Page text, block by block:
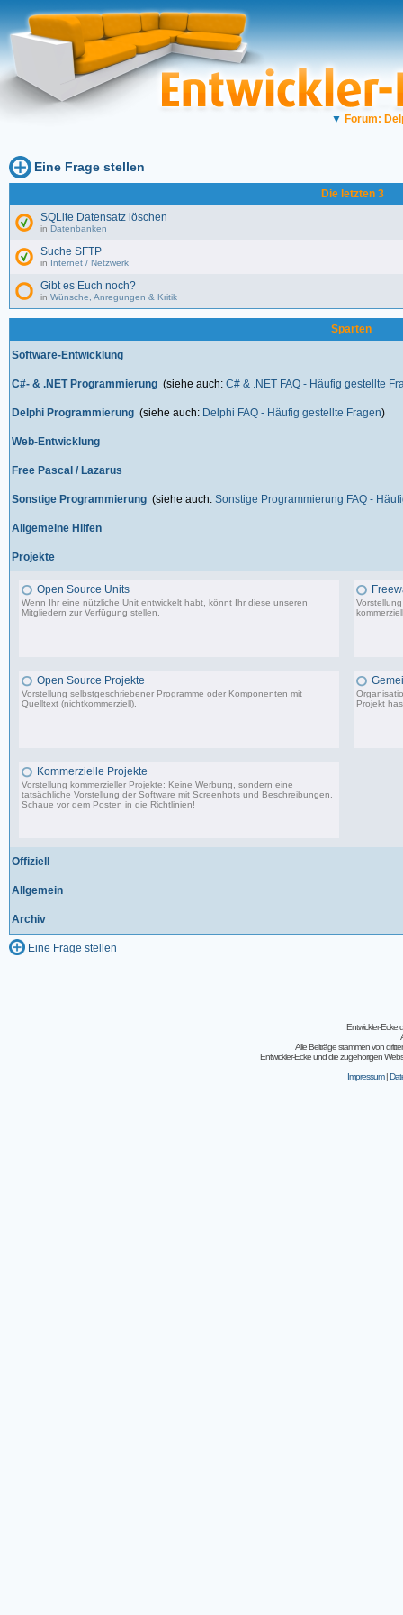
▼ Forum:
Eine Frage stellen
Die letzten 3
SQLite Datensatz löschen
in Datenbanken
Suche SFTP
in Internet / Netzwerk
Gibt es Euch noch?
in Wünsche, Anregungen & Kritik
Sparten
Software-Entwicklung
C#- & .NET Programmierung (siehe auch: C# & .NET FAQ - Häufig gestellte
Delphi Programmierung (siehe auch: Delphi FAQ - Häufig gestellte Fragen)
Web-Entwicklung
Free Pascal / Lazarus
Sonstige Programmierung (siehe auch: Sonstige Programmierung FAQ -
Allgemeine Hilfen
Projekte
Open Source Units
Wenn Ihr eine nützliche Unit entwickelt habt, könnt Ihr diese unseren
Mitgliedern zur Verfügung stellen.
Open Source Projekte
Vorstellung selbstgeschriebener Programme oder Komponenten mit
Quelltext (nichtkommerziell).
Projekt
Kommerzielle Projekte
Vorstellung kommerzieller Projekte: Keine Werbung, sondern eine
tatsächliche Vorstellung der Software mit Screenhots und Beschreibungen.
Schaue vor dem Posten in die Richtlinien!
Offiziell
Allgemein
Archiv
Eine Frage stellen
Entwickler-
Alle Beiträge stammen von
Entwickler-Ecke und die zugehörigen
Impressum|